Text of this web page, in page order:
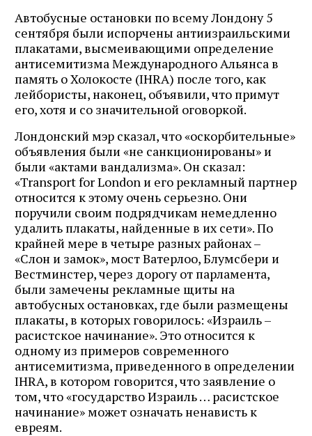
Автобусные остановки по всему Лондону 5
сентября были испорчены антиизраильскими
плакатами, высмеивающими определение
антисемитизма Международного Альянса в
память о Холокосте (IHRA) после того, как
лейбористы, наконец, объявили, что примут
его, хотя и со значительной оговоркой.
Лондонский мэр сказал, что «оскорбительные»
объявления были «не санкционированы» и
были «актами вандализма». Он сказал:
«Transport for London и его рекламный партнер
относится к этому очень серьезно. Они
поручили своим подрядчикам немедленно
удалить плакаты, найденные в их сети». По
крайней мере в четыре разных районах –
«Слон и замок», мост Ватерлоо, Блумсбери и
Вестминстер, через дорогу от парламента,
были замечены рекламные щиты на
автобусных остановках, где были размещены
плакаты, в которых говорилось: «Израиль –
расистское начинание». Это относится к
одному из примеров современного
антисемитизма, приведенного в определении
IHRA, в котором говорится, что заявление о
том, что «государство Израиль … расистское
начинание» может означать ненависть к
евреям.